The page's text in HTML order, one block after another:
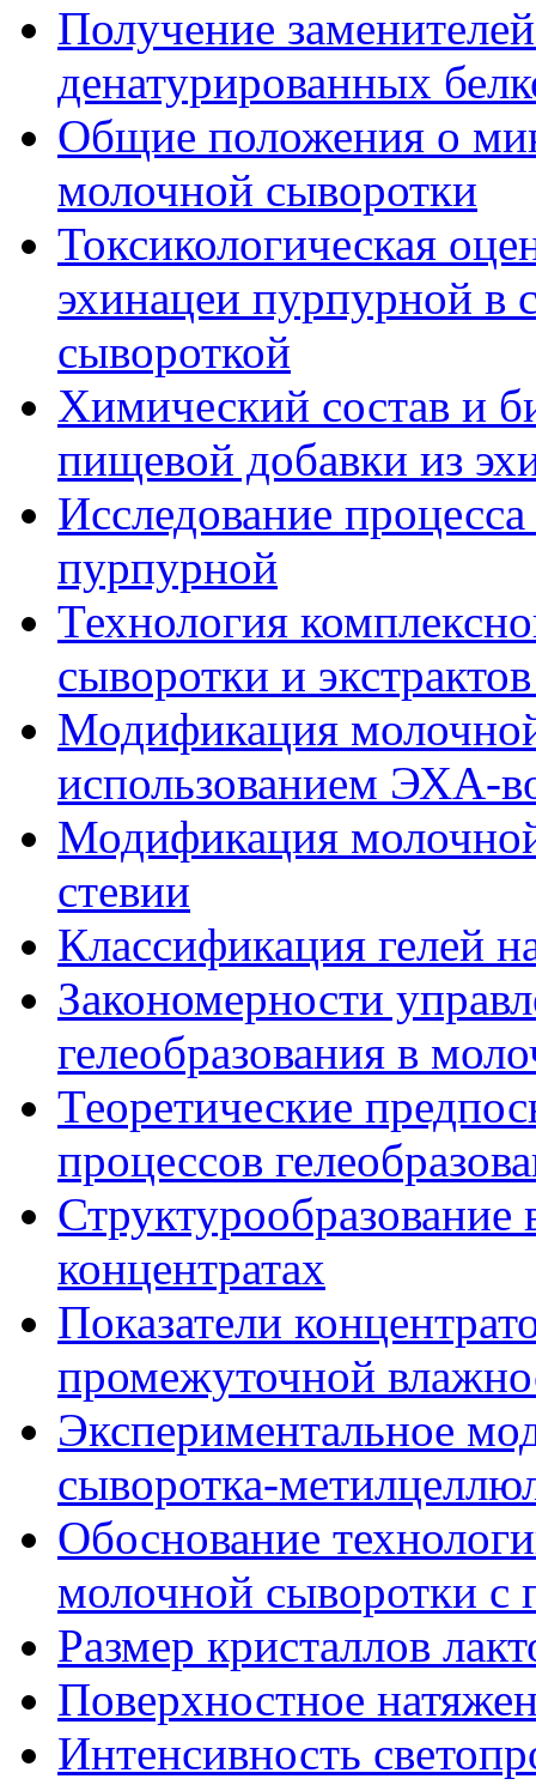
Получение
денатурированных
Общие положения о
молочной сыворотки
Токсикологическая
эхинацеи пурпурной в
сывороткой
Химический состав и
пищевой добавки из
Исследование
пурпурной
Технология
сыворотки и
Модификация
использованием ЭХА-
Модификация
стевии
Классификация гелей
Закономерности
гелеобразования в
Теоретические
процессов
концентратах
Показатели
промежуточной
Экспериментальное
сыворотка-
Обоснование
молочной сыворотки
Размер кристаллов
Поверхностное
Интенсивность